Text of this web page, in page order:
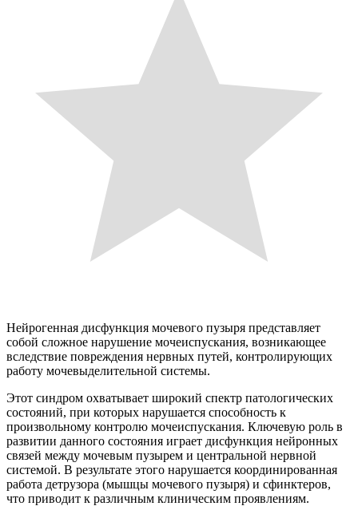
Нейрогенная дисфункция мочевого пузыря представляет
собой сложное нарушение мочеиспускания, возникающее
вследствие повреждения нервных путей, контролирующих
работу мочевыделительной системы.
Этот синдром охватывает широкий спектр патологических
состояний, при которых нарушается способность к
произвольному контролю мочеиспускания. Ключевую роль в
развитии данного состояния играет дисфункция нейронных
связей между мочевым пузырем и центральной нервной
системой. В результате этого нарушается координированная
работа детрузора (мышцы мочевого пузыря) и сфинктеров,
что приводит к различным клиническим проявлениям.